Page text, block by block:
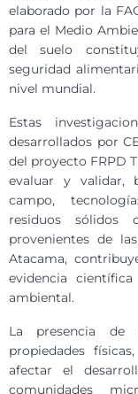
elaborado por la
para el Medio
del suelo
seguridad
nivel mundial.
Estas
desarrollados por
del proyecto FRPD
evaluar y validar,
campo,
residuos sólidos
provenientes de
Atacama,
evidencia
ambiental.
La presencia de
propiedades
afectar el
comunidades